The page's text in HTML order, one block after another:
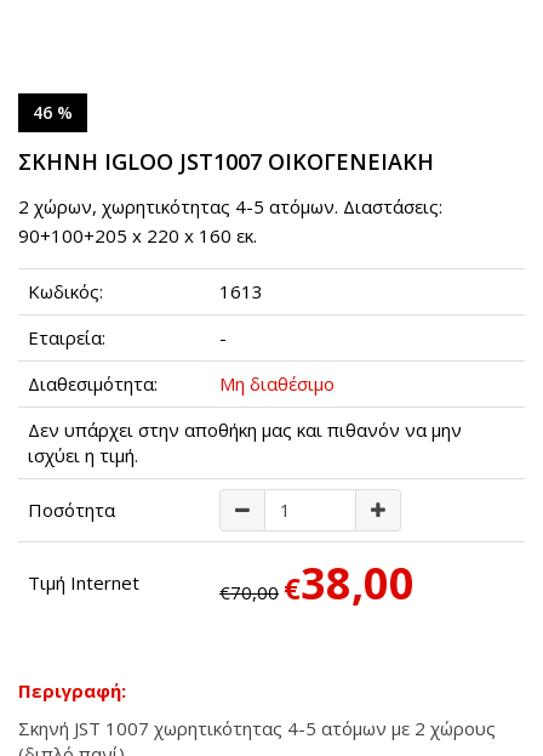
46 %
ΣΚΗΝΗ IGLOO JST1007 ΟΙΚΟΓΕΝΕΙΑΚΗ
2 χώρων, χωρητικότητας 4-5 ατόμων. Διαστάσεις:
90+100+205 x 220 x 160 εκ.
Κωδικός:
1613
Εταιρεία:
-
Διαθεσιμότητα:
Μη διαθέσιμο
Δεν υπάρχει στην αποθήκη μας και πιθανόν να μην
ισχύει η τιμή.
Ποσότητα
Τιμή Internet €70,00 €38,00
Περιγραφή:
Σκηνή JST 1007 χωρητικότητας 4-5 ατόμων με 2 χώρους